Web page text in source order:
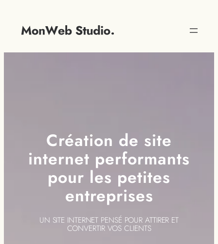
Création de site
internet performants
pour les petites
entreprises
UN SITE INTERNET PENSÉ POUR ATTIRER ET
CONVERTIR VOS CLIENTS